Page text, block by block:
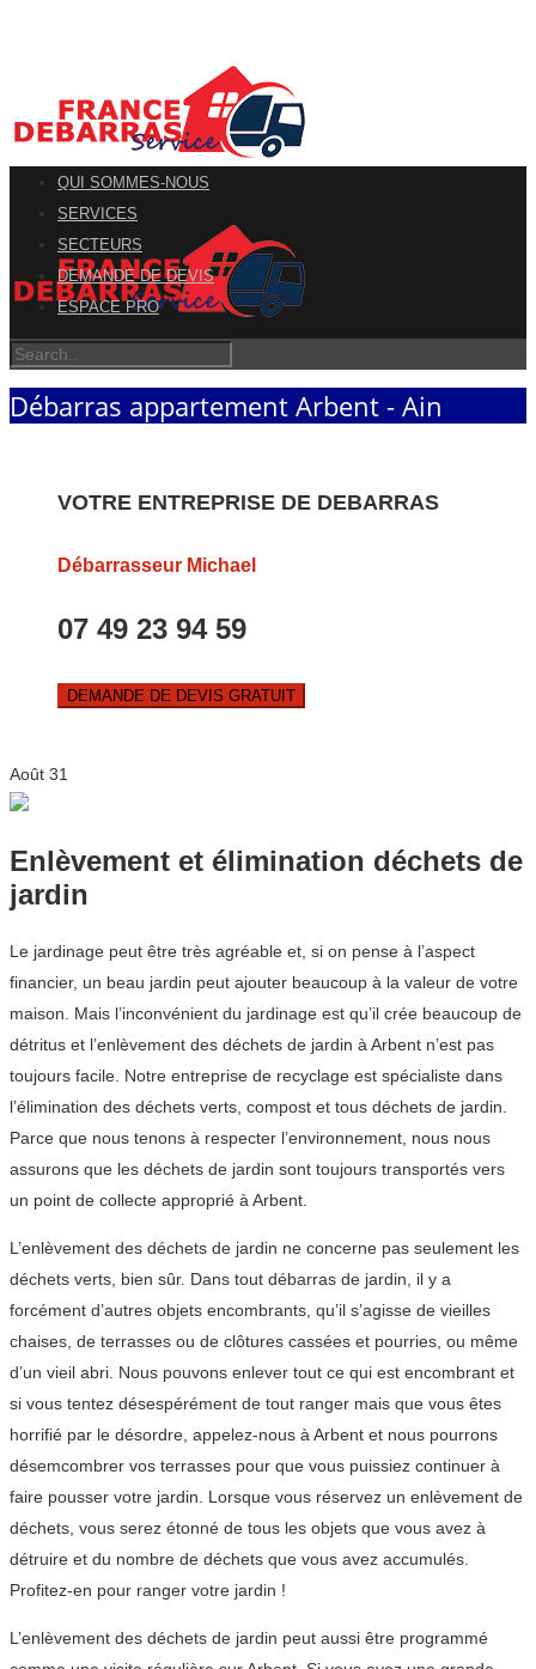
QUI SOMMES-NOUS
SERVICES
SECTEURS
DEMANDE DE DEVIS
ESPACE PRO
Débarras appartement Arbent - Ain
VOTRE ENTREPRISE DE DEBARRAS
Débarrasseur Michael
07 49 23 94 59
DEMANDE DE DEVIS GRATUIT
Août 31
Enlèvement et élimination déchets de
jardin
Le jardinage peut être très agréable et, si on pense à l’aspect
financier, un beau jardin peut ajouter beaucoup à la valeur de votre
maison. Mais l’inconvénient du jardinage est qu’il crée beaucoup de
détritus et l’enlèvement des déchets de jardin à Arbent n’est pas
toujours facile. Notre entreprise de recyclage est spécialiste dans
l’élimination des déchets verts, compost et tous déchets de jardin.
Parce que nous tenons à respecter l’environnement, nous nous
assurons que les déchets de jardin sont toujours transportés vers
un point de collecte approprié à Arbent.
L’enlèvement des déchets de jardin ne concerne pas seulement les
déchets verts, bien sûr. Dans tout débarras de jardin, il y a
forcément d’autres objets encombrants, qu’il s’agisse de vieilles
chaises, de terrasses ou de clôtures cassées et pourries, ou même
d’un vieil abri. Nous pouvons enlever tout ce qui est encombrant et
si vous tentez désespérément de tout ranger mais que vous êtes
horrifié par le désordre, appelez-nous à Arbent et nous pourrons
désemcombrer vos terrasses pour que vous puissiez continuer à
faire pousser votre jardin. Lorsque vous réservez un enlèvement de
déchets, vous serez étonné de tous les objets que vous avez à
détruire et du nombre de déchets que vous avez accumulés.
Profitez-en pour ranger votre jardin !
L’enlèvement des déchets de jardin peut aussi être programmé